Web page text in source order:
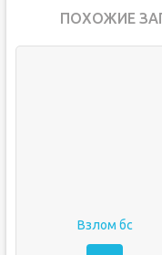
ПОХОЖИЕ
Взлом бс